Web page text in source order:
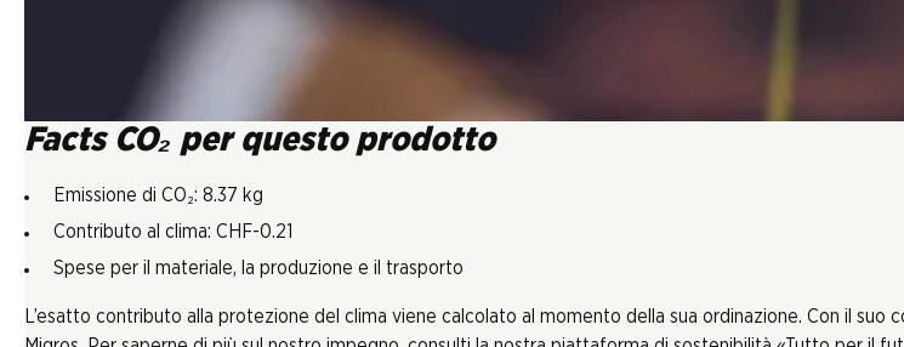
Facts CO₂ per questo prodotto
Emissione di CO₂: 8.37 kg
Contributo al clima: CHF-0.21
Spese per il materiale, la produzione e il trasporto
L’esatto contributo alla protezione del clima viene calcolato al momento della sua ordinazione. Con il